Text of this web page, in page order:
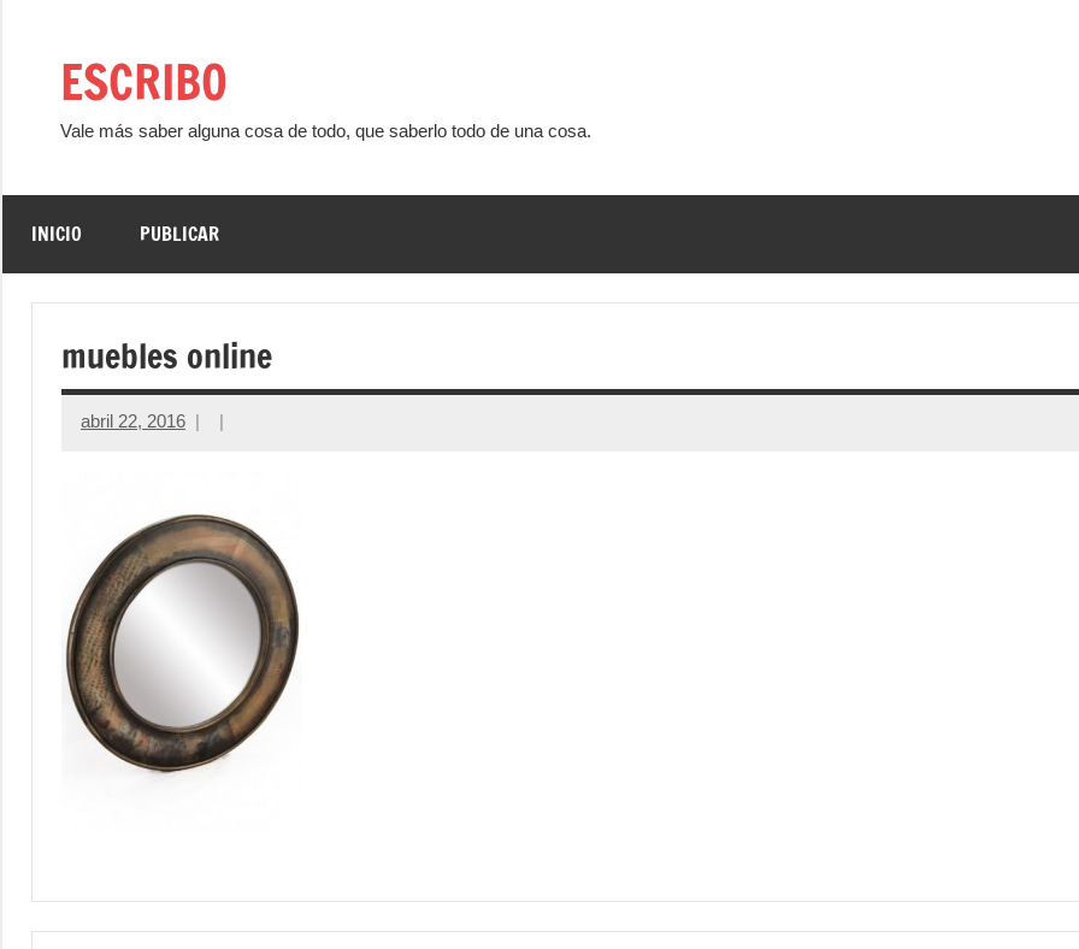
contenidoESCRIBO
Vale más saber alguna cosa de todo, que saberlo todo de una cosa.
INICIO PUBLICAR
muebles online
abril 22, 2016